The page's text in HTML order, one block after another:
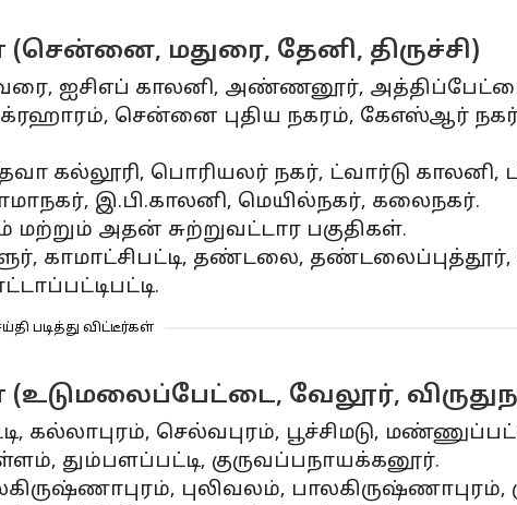
மதுரை, தேனி, திருச்சி)
ஐசிஎப் காலனி, அண்ணனூர்,
சென்னை புதிய நகரம், கேஎஸ்ஆர்
கல்லூரி, பொரியலர் நகர், ட்வார்டு காலனி,
இ.பி.காலனி, மெயில்நகர், கலைநகர்.
மற்றும் அதன் சுற்றுவட்டார பகுதிகள்.
காமாட்சிபட்டி, தண்டலை,
படித்து விட்டீர்கள்
வேலூர்,
கல்லாபுரம், செல்வபுரம், பூச்சிமடு,
தும்பளப்பட்டி, குருவப்பநாயக்கனூர்.
புலிவலம், பாலகிருஷ்ணாபுரம்,